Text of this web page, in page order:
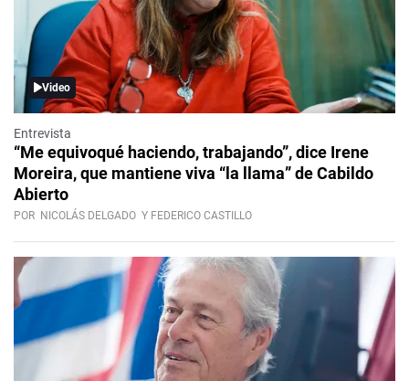
Video
Entrevista
“Me equivoqué haciendo, trabajando”, dice Irene
Moreira, que mantiene viva “la llama” de Cabildo
Abierto
POR NICOLÁS DELGADO Y FEDERICO CASTILLO